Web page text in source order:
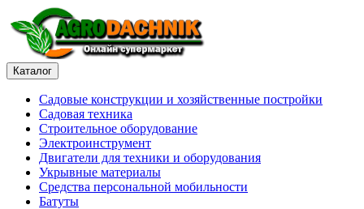
Каталог
Садовые конструкции и хозяйственные постройки
Садовая техника
Строительное оборудование
Электроинструмент
Двигатели для техники и оборудования
Укрывные материалы
Средства персональной мобильности
Батуты